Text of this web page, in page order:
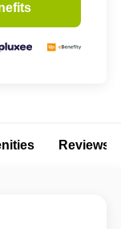
Reviews